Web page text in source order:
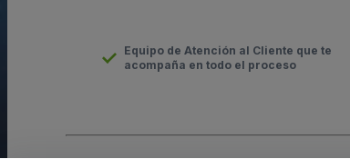
Equipo de Atención al Cliente que te
acompaña en todo el proceso